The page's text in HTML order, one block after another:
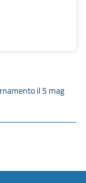
il 5 mag